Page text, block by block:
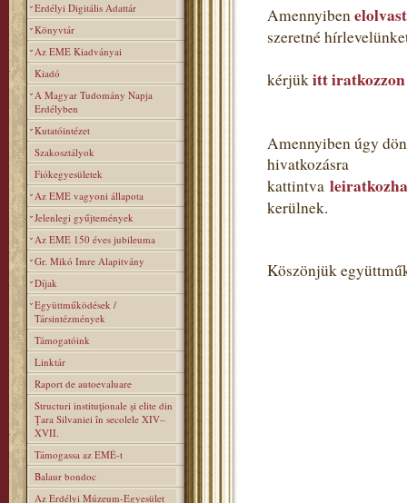
Erdélyi Digitális Adattár
Könyvtár
Az EME Kiadványai
Kiadó
A Magyar Tudomány Napja
Erdélyben
Kutatóintézet
Szakosztályok
Fiókegyesületek
Az EME vagyoni állapota
Jelenlegi gyűjtemények
Az EME 150 éves jubileuma
Gr. Mikó Imre Alapitvány
Díjak
Együttműködések /
Társintézmények
Támogatóink
Linktár
Raport de autoevaluare
Structuri instituţionale şi elite din
Ţara Silvaniei în secolele XIV–
XVII.
Támogassa az EMÉ-t
Balaur bondoc
Az Erdélyi Múzeum-Egyesület
Amennyiben
szeretné
kérjükitt
Amennyiben úgy
hivatkozásra
kattintva
kerülnek.
Köszönjük